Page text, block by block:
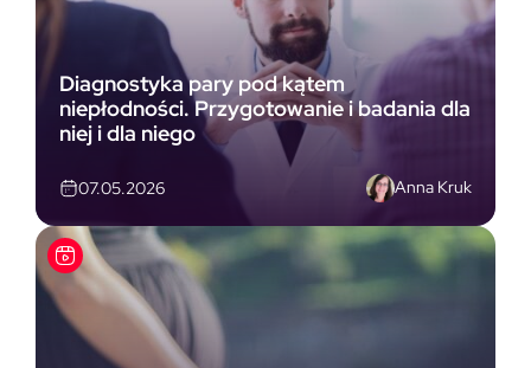
Diagnostyka pary pod kątem
niepłodności. Przygotowanie i badania dla
niej i dla niego
07.05.2026 Anna Kruk